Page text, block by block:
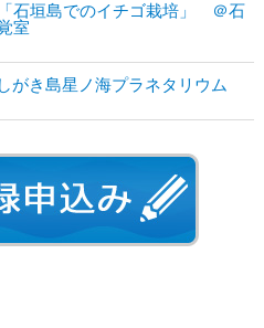
石垣島でのイチゴ栽培」 ＠石
室
き島星ノ海プラネタリウム